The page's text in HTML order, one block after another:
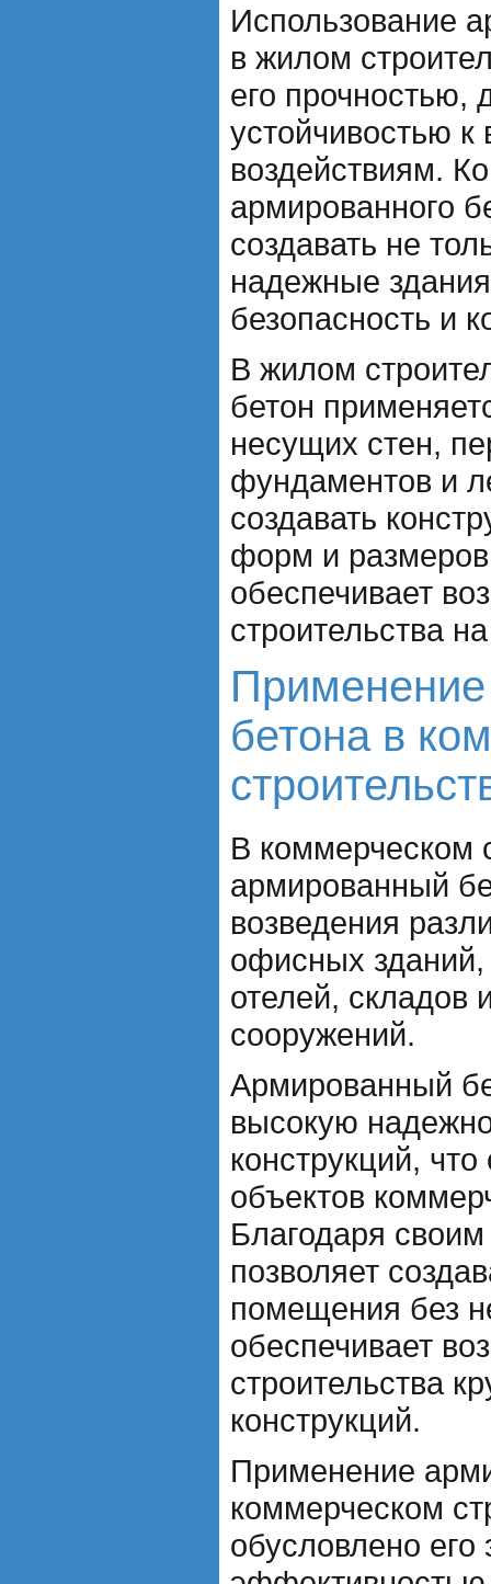
Использование
в жилом
его прочностью,
устойчивостью
воздействиям.
армированного
создавать не
надежные
безопасность и
В жилом
бетон
несущих стен,
фундаментов и
создавать
форм и
обеспечивает
строительства
бетона в
В коммерческом
армированный
возведения
офисных зданий,
отелей,
сооружений.
Армированный
высокую
конструкций,
объектов
Благодаря
позволяет
помещения без
обеспечивает
строительства
конструкций.
Применение
коммерческом
обусловлено его